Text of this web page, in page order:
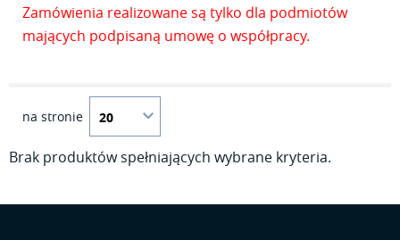
Zamówienia realizowane są tylko dla podmiotów
mających podpisaną umowę o współpracy.
na stronie
Brak produktów spełniających wybrane kryteria.